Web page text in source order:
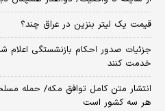
قیمت یک لیتر بنزین در عراق چند؟
خدمت کنند
انتشار متن کامل توافق مکه/ حمله
هر سه کشور است